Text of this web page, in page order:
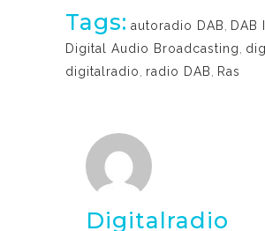
Tags: autoradio DAB DAB
Digital Audio Broadcasting
digitalradio
radio DAB Ras
Digitalradio